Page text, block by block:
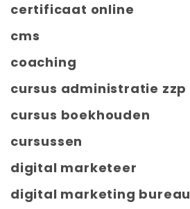
certificaat online
cms
coaching
cursus administratie zzp
cursus boekhouden
cursussen
digital marketeer
digital marketing bureau